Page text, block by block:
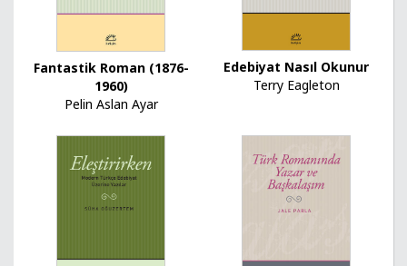
Fantastik Roman (1876-
1960)
Pelin Aslan Ayar
Edebiyat Nasıl Okunur
Terry Eagleton